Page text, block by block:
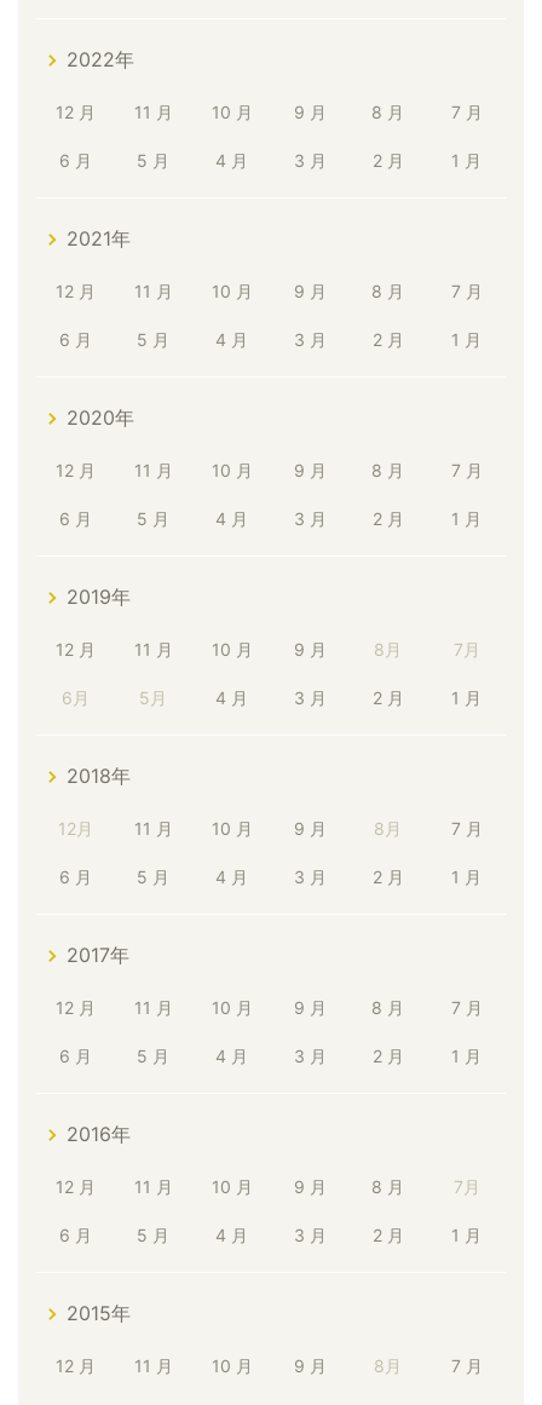
2022年
12 月 11 月 10 月 9 月 8 月 7 月
6 月 5 月 4 月 3 月 2 月 1 月
2021年
12 月 11 月 10 月 9 月 8 月 7 月
6 月 5 月 4 月 3 月 2 月 1 月
2020年
12 月 11 月 10 月 9 月 8 月 7 月
6 月 5 月 4 月 3 月 2 月 1 月
2019年
12 月 11 月 10 月 9 月 8月 7月
6月 5月 4 月 3 月 2 月 1 月
2018年
12月 11 月 10 月 9 月 8月 7 月
6 月 5 月 4 月 3 月 2 月 1 月
2017年
12 月 11 月 10 月 9 月 8 月 7 月
6 月 5 月 4 月 3 月 2 月 1 月
2016年
12 月 11 月 10 月 9 月 8 月 7月
6 月 5 月 4 月 3 月 2 月 1 月
2015年
12 月 11 月 10 月 9 月 8月 7 月